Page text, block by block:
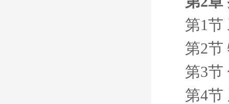
第1节
第2节
第3节
第4节